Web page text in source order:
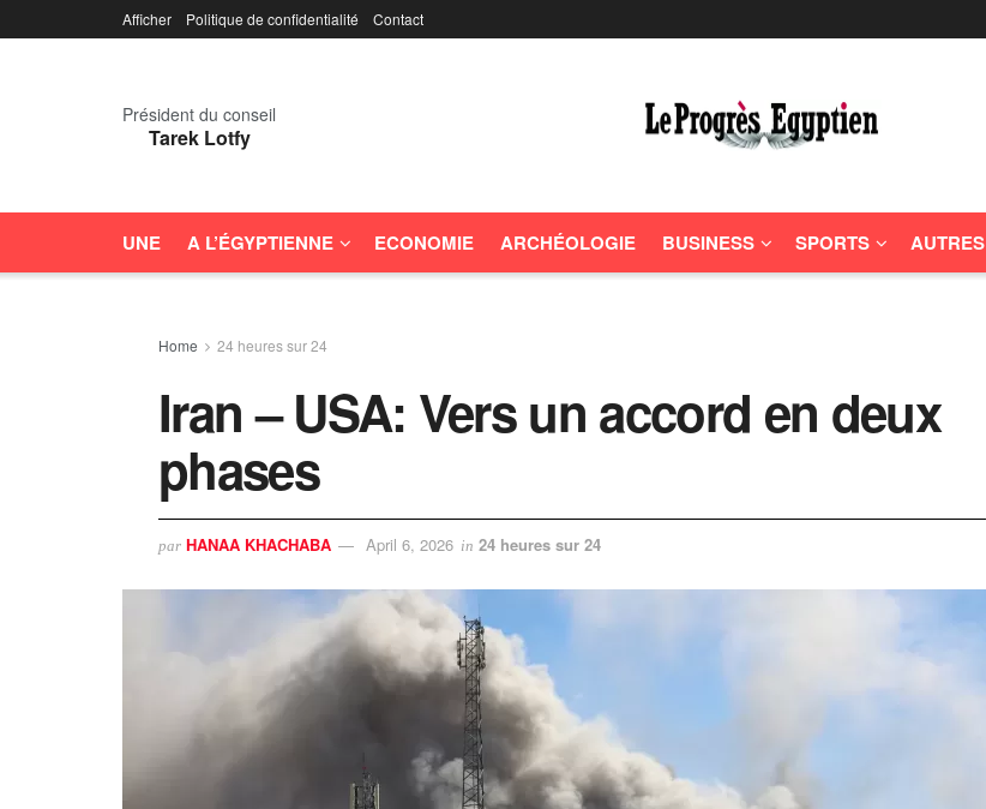
Afficher Politique de confidentialité Contact
Président du conseil
Tarek Lotfy
UNE A L’ÉGYPTIENNE ECONOMIE ARCHÉOLOGIE BUSINESS SPORTS AUTRES
Home 24 heures sur 24
Iran – USA: Vers un accord en deux
phases
par HANAA KHACHABA April 6, 2026 in 24 heures sur 24